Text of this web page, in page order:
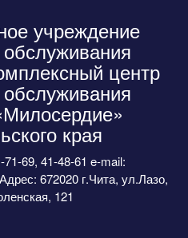
учреждение
центр
края
69, 41-48-61 e-mail:
672020 г.Чита, ул.Лазо,
121